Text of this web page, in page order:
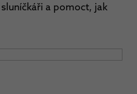
a pomoct, jak